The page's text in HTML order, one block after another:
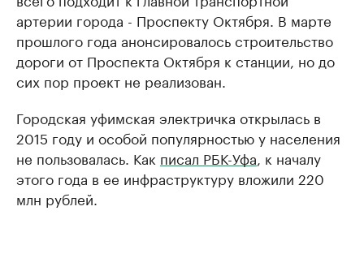
артерии города - Проспекту Октября. В марте
прошлого года анонсировалось строительство
дороги от Проспекта Октября к станции, но до
сих пор проект не реализован.
Городская уфимская электричка открылась в
2015 году и особой популярностью у населения
не пользовалась. Как писал РБК-Уфа, к началу
этого года в ее инфраструктуру вложили 220
млн рублей.